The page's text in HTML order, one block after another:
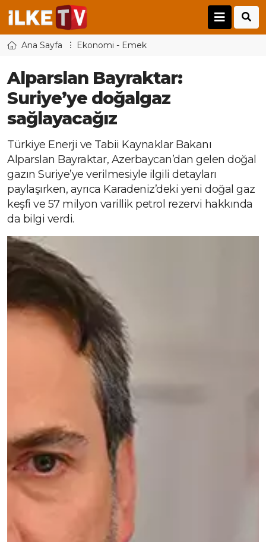
Ana Sayfa Ekonomi - Emek
Alparslan Bayraktar:
Suriye’ye doğalgaz
sağlayacağız
Türkiye Enerji ve Tabii Kaynaklar Bakanı
Alparslan Bayraktar, Azerbaycan’dan gelen doğal
gazın Suriye’ye verilmesiyle ilgili detayları
paylaşırken, ayrıca Karadeniz’deki yeni doğal gaz
keşfi ve 57 milyon varillik petrol rezervi hakkında
da bilgi verdi.